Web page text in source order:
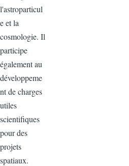
l'astroparticul
e et la
cosmologie. Il
participe
également au
développeme
nt de charges
utiles
scientifiques
pour des
projets
spatiaux.